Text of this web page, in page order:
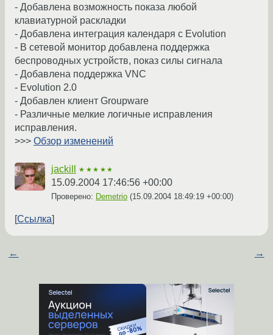
- Добавлена возможность показа любой
клавиатурной раскладки
- Добавлена интеграция календаря с Evolution
- В сетевой монитор добавлена поддержка
беспроводных устройств, показ силы сигнала
- Добавлена поддержка VNC
- Evolution 2.0
- Добавлен клиент Groupware
- Различные мелкие логичные исправления
исправления.
>>> Обзор изменений
jackill ★★★★★
15.09.2004 17:46:56 +00:00
Проверено: Demetrio (15.09.2004 18:49:19 +00:00)
Ссылка
← →